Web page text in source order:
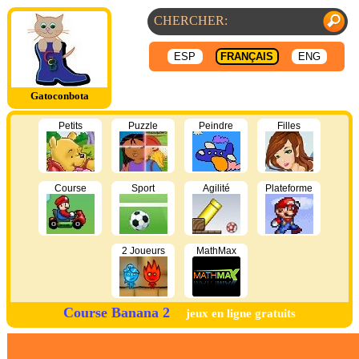
Gatoconbota
ESP FRANÇAIS ENG
Petits Puzzle Peindre Filles
Course Sport Agilité Plateforme
2 Joueurs MathMax
Course Banana 2 jeux en ligne gratuits